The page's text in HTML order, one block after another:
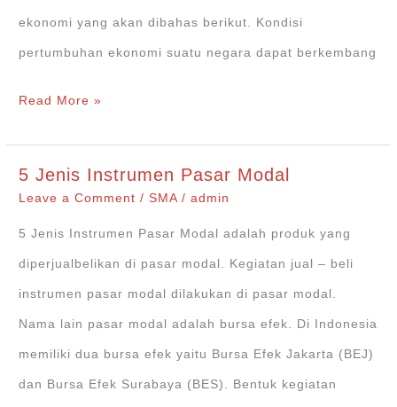
ekonomi yang akan dibahas berikut. Kondisi
pertumbuhan ekonomi suatu negara dapat berkembang
Faktor
Pertumbuhan
Read More »
5 Jenis Instrumen Pasar Modal
Leave a Comment /SMA/admin
5 Jenis Instrumen Pasar Modal adalah produk yang
diperjualbelikan di pasar modal. Kegiatan jual – beli
instrumen pasar modal dilakukan di pasar modal.
Nama lain pasar modal adalah bursa efek. Di Indonesia
memiliki dua bursa efek yaitu Bursa Efek Jakarta (BEJ)
dan Bursa Efek Surabaya (BES). Bentuk kegiatan